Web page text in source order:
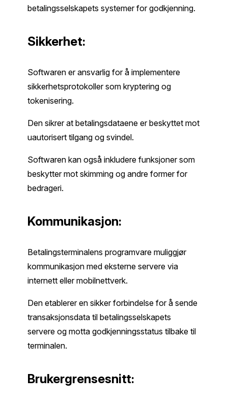
betalingsselskapets systemer for godkjenning.
Sikkerhet:
Softwaren er ansvarlig for å implementere
sikkerhetsprotokoller som kryptering og
tokenisering.
Den sikrer at betalingsdataene er beskyttet mot
uautorisert tilgang og svindel.
Softwaren kan også inkludere funksjoner som
beskytter mot skimming og andre former for
bedrageri.
Kommunikasjon:
Betalingsterminalens programvare muliggjør
kommunikasjon med eksterne servere via
internett eller mobilnettverk.
Den etablerer en sikker forbindelse for å sende
transaksjonsdata til betalingsselskapets
servere og motta godkjenningsstatus tilbake til
terminalen.
Brukergrensesnitt: